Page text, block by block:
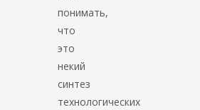
понимать,
что
это
некий
синтез
технологических